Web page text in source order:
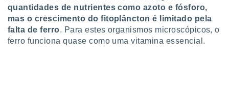
quantidades de nutrientes como azoto e fósforo,
mas o crescimento do fitoplâncton é limitado pela
falta de ferro. Para estes organismos microscópicos, o
ferro funciona quase como uma vitamina essencial.